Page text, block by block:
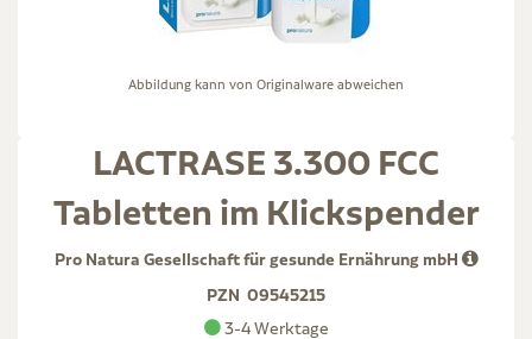
Abbildung kann von Originalware abweichen
LACTRASE 3.300 FCC
Tabletten im Klickspender
Pro Natura Gesellschaft für gesunde Ernährung mbH
PZN 09545215
3-4 Werktage